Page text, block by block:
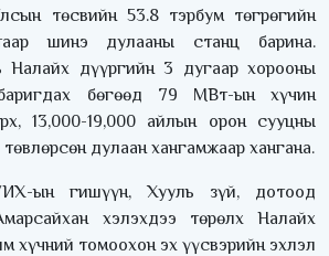
төсвийн 53.8 тэрбум төгрөгийн
шинэ дулааны станц барина.
Налайх дүүргийн 3 дугаар хорооны
бөгөөд 79 МВт-ын хүчин
13,000-19,000 айлын орон сууцны
дулаан хангамжаар хангана.
ын гишүүн, Хууль зүй, дотоод
хэлэхдээ төрөлх Налайх
хүчний томоохон эх үүсвэрийн эхлэл